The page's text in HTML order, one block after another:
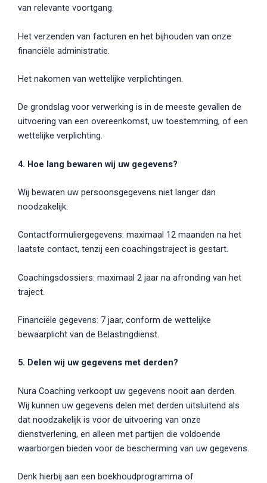
van relevante voortgang.
Het verzenden van facturen en het bijhouden van onze
financiële administratie.
Het nakomen van wettelijke verplichtingen.
De grondslag voor verwerking is in de meeste gevallen de
uitvoering van een overeenkomst, uw toestemming, of een
wettelijke verplichting.
4. Hoe lang bewaren wij uw gegevens?
Wij bewaren uw persoonsgegevens niet langer dan
noodzakelijk:
Contactformuliergegevens: maximaal 12 maanden na het
laatste contact, tenzij een coachingstraject is gestart.
Coachingsdossiers: maximaal 2 jaar na afronding van het
traject.
Financiële gegevens: 7 jaar, conform de wettelijke
bewaarplicht van de Belastingdienst.
5. Delen wij uw gegevens met derden?
Nura Coaching verkoopt uw gegevens nooit aan derden.
Wij kunnen uw gegevens delen met derden uitsluitend als
dat noodzakelijk is voor de uitvoering van onze
dienstverlening, en alleen met partijen die voldoende
waarborgen bieden voor de bescherming van uw gegevens.
Denk hierbij aan een boekhoudprogramma of